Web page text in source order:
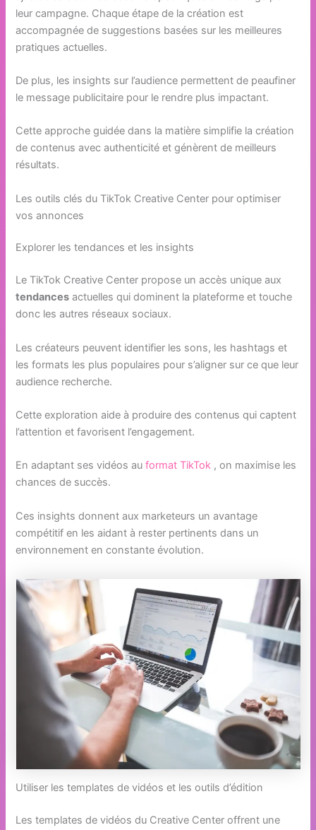
leur campagne. Chaque étape de la création est
accompagnée de suggestions basées sur les meilleures
pratiques actuelles.
De plus, les insights sur l’audience permettent de peaufiner
le message publicitaire pour le rendre plus impactant.
Cette approche guidée dans la matière simplifie la création
de contenus avec authenticité et génèrent de meilleurs
résultats.
Les outils clés du TikTok Creative Center pour optimiser
vos annonces
Explorer les tendances et les insights
Le TikTok Creative Center propose un accès unique aux
tendances actuelles qui dominent la plateforme et touche
donc les autres réseaux sociaux.
Les créateurs peuvent identifier les sons, les hashtags et
les formats les plus populaires pour s’aligner sur ce que leur
audience recherche.
Cette exploration aide à produire des contenus qui captent
l’attention et favorisent l’engagement.
En adaptant ses vidéos auformat TikTok , on maximise les
chances de succès.
Ces insights donnent aux marketeurs un avantage
compétitif en les aidant à rester pertinents dans un
environnement en constante évolution.
Utiliser les templates de vidéos et les outils d’édition
Les templates de vidéos du Creative Center offrent une